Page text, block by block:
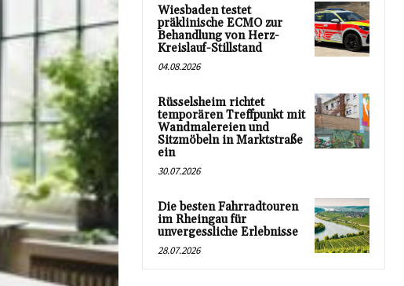
Wiesbaden testet
präklinische ECMO zur
Behandlung von Herz-
Kreislauf-Stillstand
04.08.2026
Rüsselsheim richtet
temporären Treffpunkt mit
Wandmalereien und
Sitzmöbeln in Marktstraße
ein
30.07.2026
Die besten Fahrradtouren
im Rheingau für
unvergessliche Erlebnisse
28.07.2026